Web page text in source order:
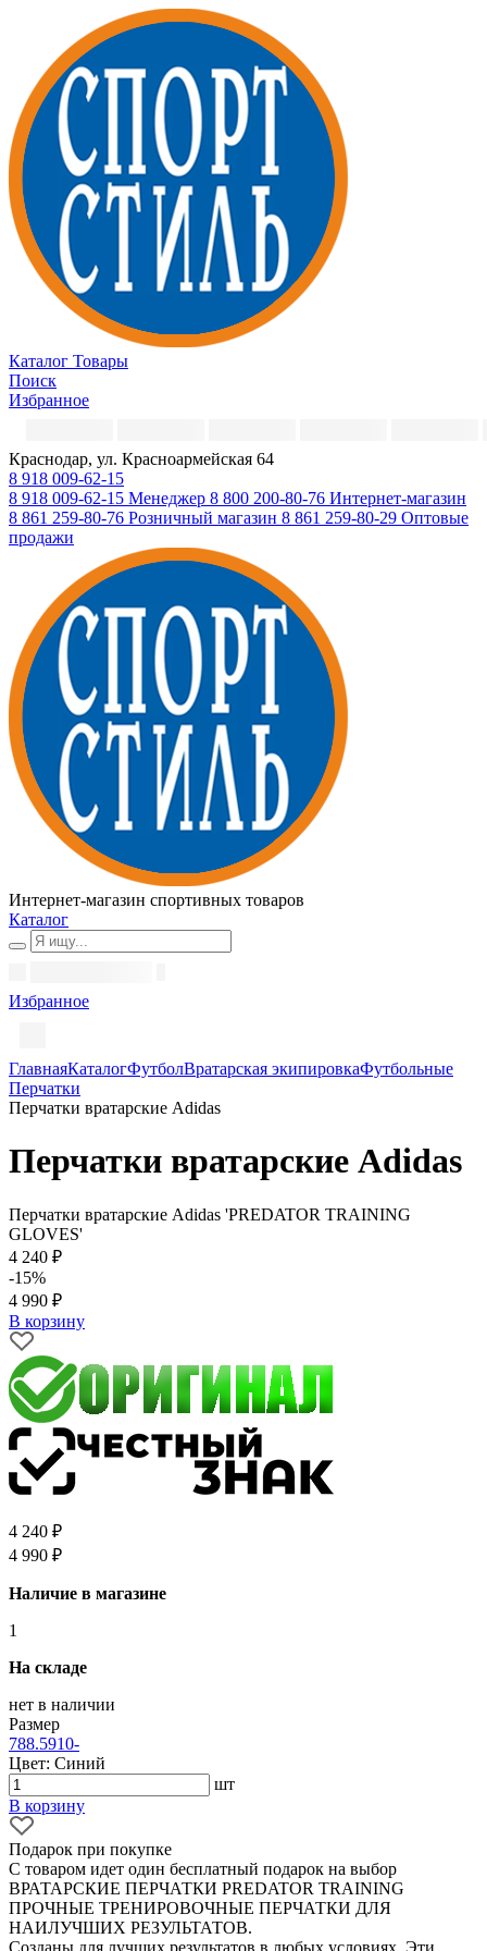
Каталог Товары
Поиск
Избранное
Краснодар, ул. Красноармейская 64
8 918 009-62-15
8 918 009-62-15 Менеджер 8 800 200-80-76 Интернет-магазин
8 861 259-80-76 Розничный магазин 8 861 259-80-29 Оптовые
продажи
Интернет-магазин спортивных товаров
Каталог
Избранное
ГлавнаяКаталогФутболВратарская экипировкаФутбольные
Перчатки
Перчатки вратарские Adidas
Перчатки вратарские Adidas
Перчатки вратарские Adidas 'PREDATOR TRAINING
GLOVES'
4 240 ₽
-15%
4 990 ₽
В корзину
4 240 ₽
4 990 ₽
Наличие в магазине
1
На складе
нет в наличии
Размер
788.5910-
Цвет: Синий
шт
В корзину
Подарок при покупке
С товаром идет один бесплатный подарок на выбор
ВРАТАРСКИЕ ПЕРЧАТКИ PREDATOR TRAINING
ПРОЧНЫЕ ТРЕНИРОВОЧНЫЕ ПЕРЧАТКИ ДЛЯ
НАИЛУЧШИХ РЕЗУЛЬТАТОВ.
Созданы для лучших результатов в любых условиях. Эти